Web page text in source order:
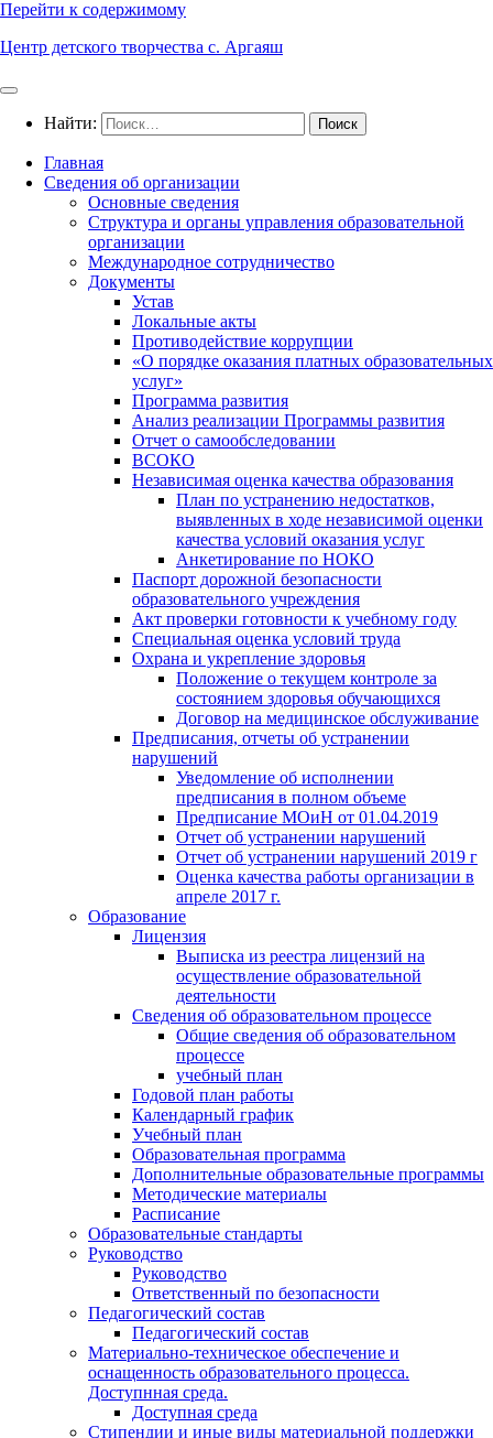
Перейти к содержимому
Центр детского творчества с. Аргаяш
Найти:
Главная
Сведения об организации
Основные сведения
Структура и органы управления образовательной
организации
Международное сотрудничество
Документы
Устав
Локальные акты
Противодействие коррупции
«О порядке оказания платных образовательных
услуг»
Программа развития
Анализ реализации Программы развития
Отчет о самообследовании
ВСОКО
Независимая оценка качества образования
План по устранению недостатков,
выявленных в ходе независимой оценки
качества условий оказания услуг
Анкетирование по НОКО
Паспорт дорожной безопасности
образовательного учреждения
Акт проверки готовности к учебному году
Специальная оценка условий труда
Охрана и укрепление здоровья
Положение о текущем контроле за
состоянием здоровья обучающихся
Договор на медицинское обслуживание
Предписания, отчеты об устранении
нарушений
Уведомление об исполнении
предписания в полном объеме
Предписание МОиН от 01.04.2019
Отчет об устранении нарушений
Отчет об устранении нарушений 2019 г
Оценка качества работы организации в
апреле 2017 г.
Образование
Лицензия
Выписка из реестра лицензий на
осуществление образовательной
деятельности
Сведения об образовательном процессе
Общие сведения об образовательном
процессе
учебный план
Годовой план работы
Календарный график
Учебный план
Образовательная программа
Дополнительные образовательные программы
Методические материалы
Расписание
Образовательные стандарты
Руководство
Руководство
Ответственный по безопасности
Педагогический состав
Педагогический состав
Материально-техническое обеспечение и
оснащенность образовательного процесса.
Доступнная среда.
Доступная среда
Стипендии и иные виды материальной поддержки